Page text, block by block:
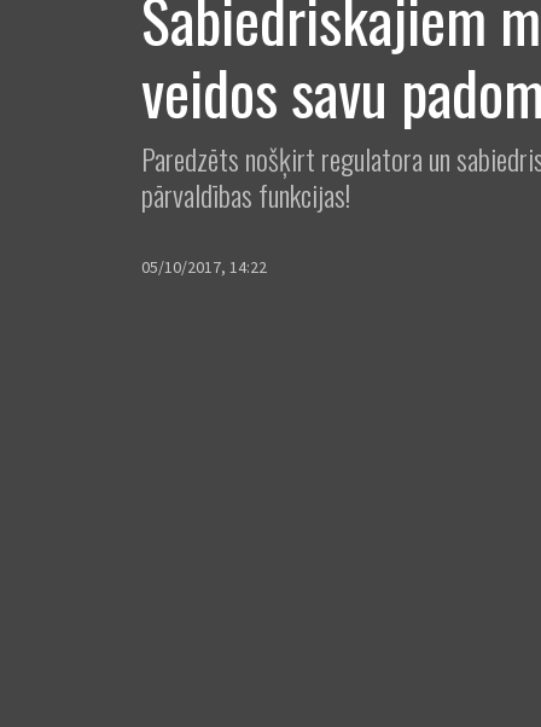
Sabiedriskajiem
veidos savu
Paredzēts nošķirt regulatora un
pārvaldības funkcijas!
05/10/2017, 14:22